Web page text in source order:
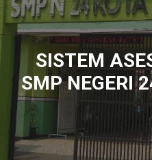
SISTEM
SMP NEGERI